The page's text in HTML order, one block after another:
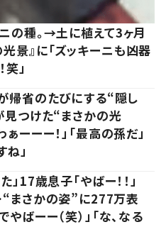
の種。→土に植えて3ヶ月
』に「ズッキーニも凶器
」
帰省のたびにする“隠し
見つけた“まさかの光
ーーー！」「最高の孫だ」
ね」
」17歳息子「やばー！！」
まさかの姿”に277万表
やばーー（笑）」「な、なる